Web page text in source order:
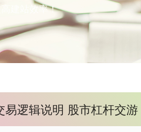
建站效率！
逻辑说明 股市杠杆交